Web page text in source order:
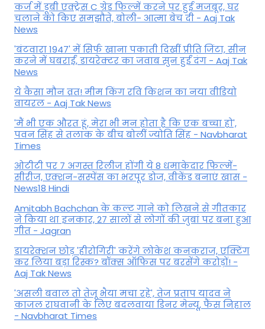
कर्ज में डूबी एक्ट्रेस C ग्रेड फिल्में करने पर हुई मजबूर, घर
चलाने को किए समझौते, बोली- आत्मा बेच दी - Aaj Tak
News
'बंटवारा 1947' में सिर्फ खाना पकाती दिखीं प्रीति जिंटा, सीन
करने में घबराईं, डायरेक्टर का जवाब सुन हुईं दंग - Aaj Tak
News
ये कैसा मौन व्रत! मीम किंग रवि किशन का नया वीडियो
वायरल - Aaj Tak News
'मैं भी एक औरत हूं, मेरा भी मन होता है कि एक बच्चा हो',
पवन सिंह से तलाक के बीच बोलीं ज्योति सिंह - Navbharat
Times
ओटीटी पर 7 अगस्त रिलीज होंगी ये 8 धमाकेदार फिल्में-
सीरीज, एक्शन-सस्पेंस का भरपूर डोज, वीकेंड बनाएं खास -
News18 Hindi
Amitabh Bachchan के कल्ट गाने को लिखने से गीतकार
ने किया था इनकार, 27 सालों से लोगों की जुबां पर बना हुआ
गीत - Jagran
डायरेक्शन छोड़ 'हीरोगिरी' करेंगे लोकेश कनकराज, एक्टिंग
कर लिया बड़ा रिस्क? बॉक्स ऑफिस पर बरसेंगे करोड़ों! -
Aaj Tak News
'असली बवाल तो तेजू भैया मचा रहे', तेज प्रताप यादव ने
काजल राघवानी के लिए बदलवाया डिनर मेन्यू, फैंस न‍िहाल
- Navbharat Times